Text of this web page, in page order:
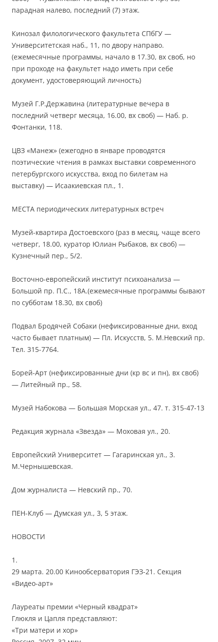
парадная налево, последний (7) этаж.
Кинозал филологического факультета СПбГУ —
Университетская наб., 11, по двору направо.
(ежемесячные программы, начало в 17.30, вх своб, но
при проходе на факультет надо иметь при себе
документ, удостоверяющий личность)
Музей Г.Р.Державина (литературные вечера в
последний четверг месяца, 16.00, вх своб) — Наб. р.
Фонтанки, 118.
ЦВЗ «Манеж» (ежегодно в январе проводятся
поэтические чтения в рамках выставки современного
петербургского искусства, вход по билетам на
выставку) — Исаакиевская пл., 1.
МЕСТА периодических литературных встреч
Музей-квартира Достоевского (раз в месяц, чаще всего
четверг, 18.00, куратор Юлиан Рыбаков, вх своб) —
Кузнечный пер., 5/2.
Восточно-европейский институт психоанализа —
Большой пр. П.С., 18А.(ежемесячные программы бывают
по субботам 18.30, вх своб)
Подвал Бродячей Собаки (нефиксированные дни, вход
часто бывает платным) — Пл. Искусств, 5. М.Невский пр.
Тел. 315-7764.
Борей-Арт (нефиксированные дни (кр вс и пн), вх своб)
— Литейный пр., 58.
Музей Набокова — Большая Морская ул., 47. т. 315-47-13
Редакция журнала «Звезда» — Моховая ул., 20.
Европейский Университет — Гагаринская ул., 3.
М.Чернышевская.
Дом журналиста — Невский пр., 70.
ПЕН-Клуб — Думская ул., 3, 5 этаж.
НОВОСТИ
1.
29 марта. 20.00 Кинообсерватория ГЭЗ-21. Секция
«Видео-арт»
Лауреаты премии «Черный квадрат»
Глюкля и Цапля представляют:
«Три матери и хор»